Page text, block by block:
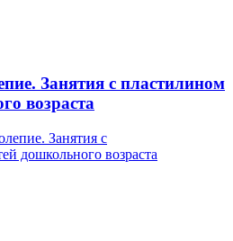
Занятия с пластилином
возраста